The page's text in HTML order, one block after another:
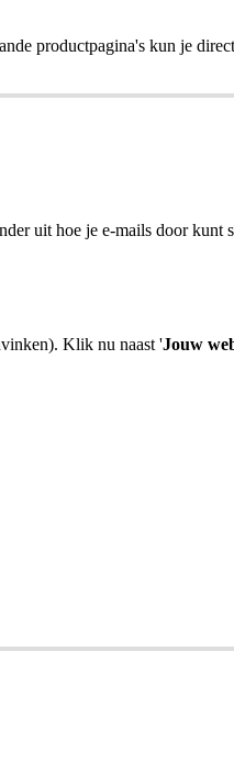
productpagina's kun je
uit hoe je e-mails door kunt
Klik nu naast 'Jouw